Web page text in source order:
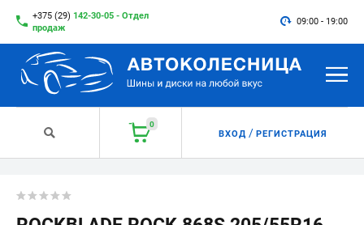
+375 (29) 142-30-05 - Отдел
продаж
09:00 - 19:00
0
ВХОД / РЕГИСТРАЦИЯ